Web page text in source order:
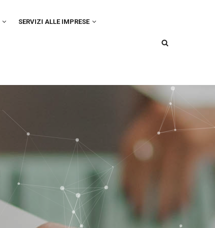
SERVIZI ALLE IMPRESE